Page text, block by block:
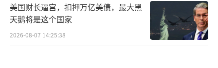
美国财长逼宫，扣押万亿美债，最大黑
天鹅将是这个国家
2026-08-07 14:25:38